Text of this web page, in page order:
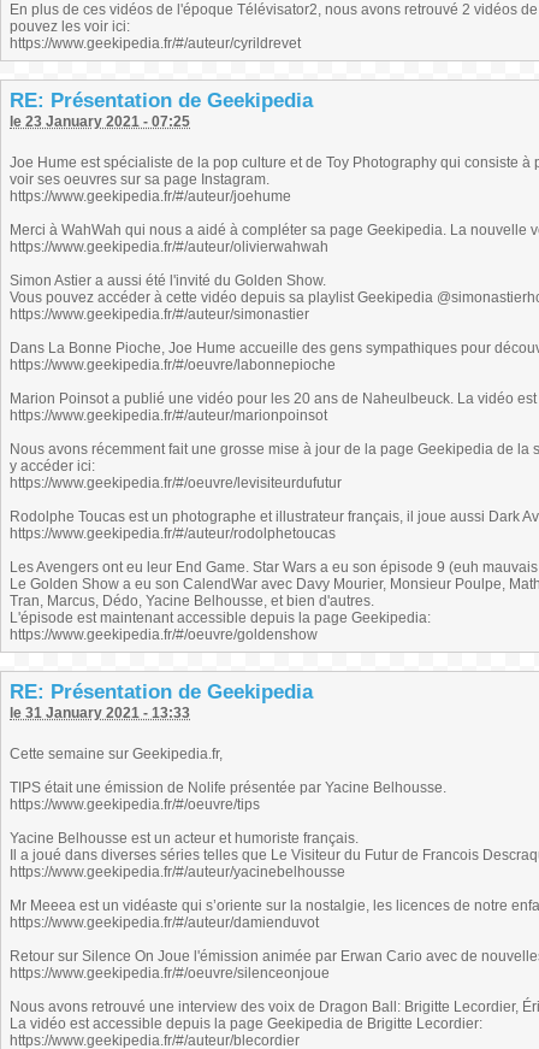
En plus de ces vidéos de l'époque Télévisator2, nous avons retrouvé 2 vidéos
pouvez les voir ici:
https://www.geekipedia.fr/#/auteur/cyrildrevet
RE: Présentation de Geekipedia
le 23 January 2021 - 07:25
Joe Hume est spécialiste de la pop culture et de Toy Photography qui consiste
voir ses oeuvres sur sa page Instagram.
https://www.geekipedia.fr/#/auteur/joehume
Merci à WahWah qui nous a aidé à compléter sa page Geekipedia. La nouvelle
https://www.geekipedia.fr/#/auteur/olivierwahwah
Simon Astier a aussi été l'invité du Golden Show.
Vous pouvez accéder à cette vidéo depuis sa playlist Geekipedia
https://www.geekipedia.fr/#/auteur/simonastier
Dans La Bonne Pioche, Joe Hume accueille des gens sympathiques pour
https://www.geekipedia.fr/#/oeuvre/labonnepioche
Marion Poinsot a publié une vidéo pour les 20 ans de Naheulbeuck. La vidéo
https://www.geekipedia.fr/#/auteur/marionpoinsot
Nous avons récemment fait une grosse mise à jour de la page Geekipedia de
y accéder ici:
https://www.geekipedia.fr/#/oeuvre/levisiteurdufutur
Rodolphe Toucas est un photographe et illustrateur français, il joue aussi Dark
https://www.geekipedia.fr/#/auteur/rodolphetoucas
Les Avengers ont eu leur End Game. Star Wars a eu son épisode 9 (euh
Le Golden Show a eu son CalendWar avec Davy Mourier, Monsieur Poulpe,
Tran, Marcus, Dédo, Yacine Belhousse, et bien d'autres.
L'épisode est maintenant accessible depuis la page Geekipedia:
https://www.geekipedia.fr/#/oeuvre/goldenshow
RE: Présentation de Geekipedia
le 31 January 2021 - 13:33
Cette semaine sur Geekipedia.fr,
TIPS était une émission de Nolife présentée par Yacine Belhousse.
https://www.geekipedia.fr/#/oeuvre/tips
Yacine Belhousse est un acteur et humoriste français.
Il a joué dans diverses séries telles que Le Visiteur du Futur de Francois
https://www.geekipedia.fr/#/auteur/yacinebelhousse
Mr Meeea est un vidéaste qui s’oriente sur la nostalgie, les licences de notre
https://www.geekipedia.fr/#/auteur/damienduvot
Retour sur Silence On Joue l'émission animée par Erwan Cario avec de
https://www.geekipedia.fr/#/oeuvre/silenceonjoue
Nous avons retrouvé une interview des voix de Dragon Ball: Brigitte Lecordier,
La vidéo est accessible depuis la page Geekipedia de Brigitte Lecordier:
https://www.geekipedia.fr/#/auteur/blecordier